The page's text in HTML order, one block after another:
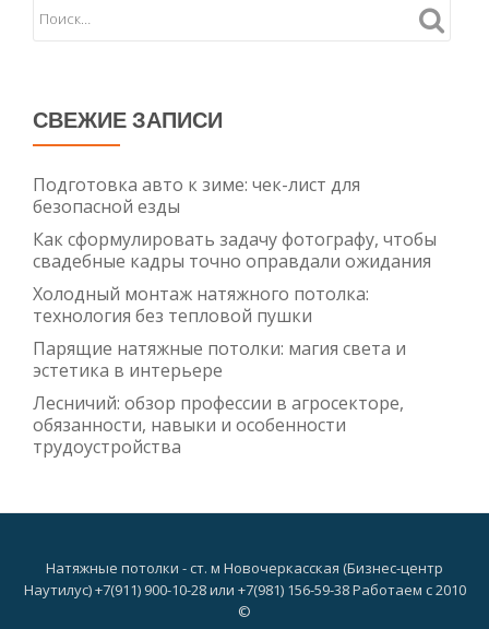
СВЕЖИЕ ЗАПИСИ
Подготовка авто к зиме: чек-лист для
безопасной езды
Как сформулировать задачу фотографу, чтобы
свадебные кадры точно оправдали ожидания
Холодный монтаж натяжного потолка:
технология без тепловой пушки
Парящие натяжные потолки: магия света и
эстетика в интерьере
Лесничий: обзор профессии в агросекторе,
обязанности, навыки и особенности
трудоустройства
Натяжные потолки - ст. м Новочеркасская (Бизнес-центр
Наутилус) +7(911) 900-10-28 или +7(981) 156-59-38 Работаем с 2010
©